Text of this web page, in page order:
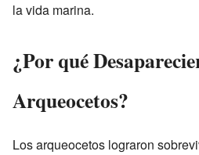
la vida marina.
¿Por qué
Arqueocetos?
Los arqueocetos lograron